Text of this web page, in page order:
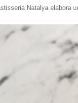
Natalya elabora